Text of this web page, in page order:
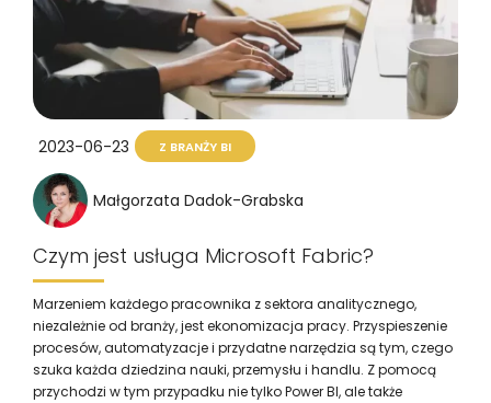
2023-06-23 Z BRANŻY BI
Małgorzata Dadok-Grabska
Czym jest usługa Microsoft Fabric?
Marzeniem każdego pracownika z sektora analitycznego,
niezależnie od branży, jest ekonomizacja pracy. Przyspieszenie
procesów, automatyzacje i przydatne narzędzia są tym, czego
szuka każda dziedzina nauki, przemysłu i handlu. Z pomocą
przychodzi w tym przypadku nie tylko Power BI, ale także